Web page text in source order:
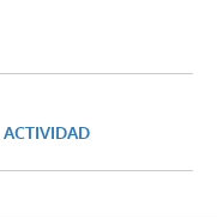
ACTIVIDAD